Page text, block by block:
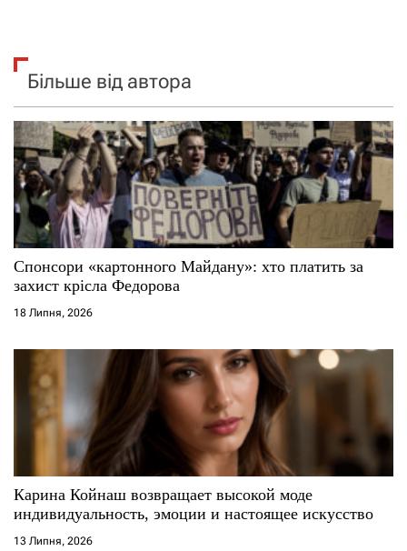
Більше від автора
Спонсори «картонного Майдану»: хто платить за
захист крісла Федорова
18 Липня, 2026
Карина Койнаш возвращает высокой моде
индивидуальность, эмоции и настоящее искусство
13 Липня, 2026